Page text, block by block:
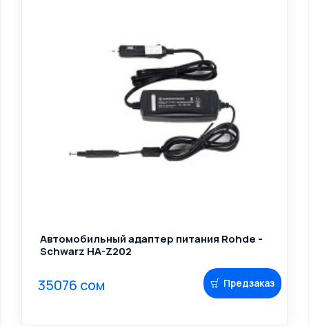
Автомобильный адаптер питания Rohde -
Schwarz HA-Z202
35076 сом Предзаказ